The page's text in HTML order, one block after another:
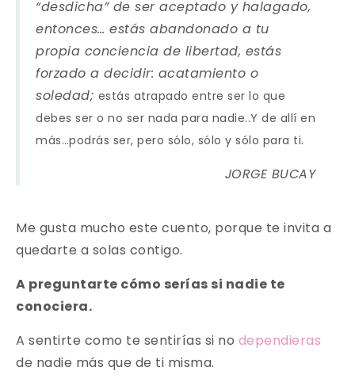
“desdicha” de ser aceptado y halagado,
entonces… estás abandonado a tu
propia conciencia de libertad, estás
forzado a decidir: acatamiento o
soledad; estás atrapado entre ser lo que
debes ser o no ser nada para nadie..Y de allí en
más…podrás ser, pero sólo, sólo y sólo para ti.
JORGE BUCAY
Me gusta mucho este cuento, porque te invita a
quedarte a solas contigo.
A preguntarte cómo serías si nadie te
conociera.
A sentirte como te sentirías si no dependieras
de nadie más que de ti misma.